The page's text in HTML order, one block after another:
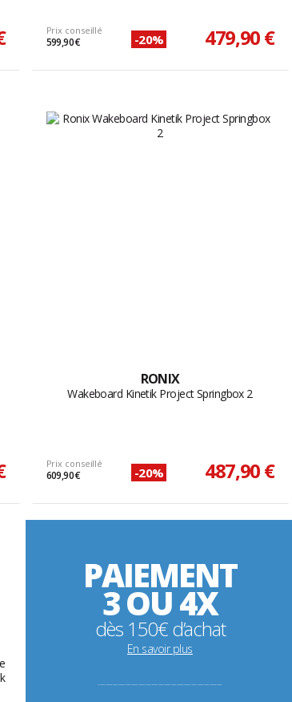
Prix conseillé
599,90 € -20% 479,90 €
RONIX
Wakeboard Kinetik Project Springbox 2
Prix conseillé
609,90 € -20% 487,90 €
PAIEMENT
3 OU 4X
dès 150€ d’achat
En savoir plus
--------------------------------------------------------------------